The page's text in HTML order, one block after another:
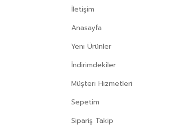
İletişim
Anasayfa
Yeni Ürünler
İndirimdekiler
Müşteri Hizmetleri
Sepetim
Sipariş Takip